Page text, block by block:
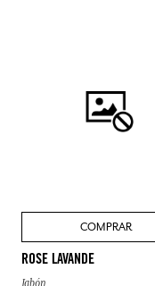
COMPRAR
ROSE LAVANDE
Jabón